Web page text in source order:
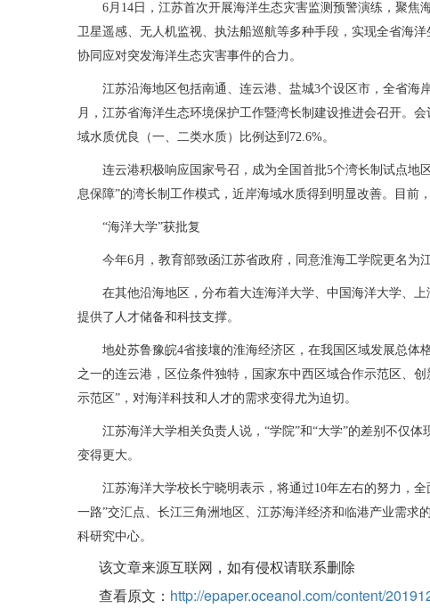
6月14日，江苏首次开展海洋生态灾害监测预警演练，聚
卫星遥感、无人机监视、执法船巡航等多种手段，实现全省海
协同应对突发海洋生态灾害事件的合力。
江苏沿海地区包括南通、连云港、盐城3个设区市，全省海
月，江苏省海洋生态环境保护工作暨湾长制建设推进会召开。
域水质优良（一、二类水质）比例达到72.6%。
连云港积极响应国家号召，成为全国首批5个湾长制试点地
息保障”的湾长制工作模式，近岸海域水质得到明显改善。目前
“海洋大学”获批复
今年6月，教育部致函江苏省政府，同意淮海工学院更名为
在其他沿海地区，分布着大连海洋大学、中国海洋大学、
提供了人才储备和科技支撑。
地处苏鲁豫皖4省接壤的淮海经济区，在我国区域发展总体
之一的连云港，区位条件独特，国家东中西区域合作示范区、
示范区”，对海洋科技和人才的需求变得尤为迫切。
江苏海洋大学相关负责人说，“学院”和“大学”的差别不仅
变得更大。
江苏海洋大学校长宁晓明表示，将通过10年左右的努力，
一路”交汇点、长江三角洲地区、江苏海洋经济和临港产业需
科研究中心。
该文章来源互联网，如有侵权请联系删除
查看原文： http://epaper.oceanol.com/content/